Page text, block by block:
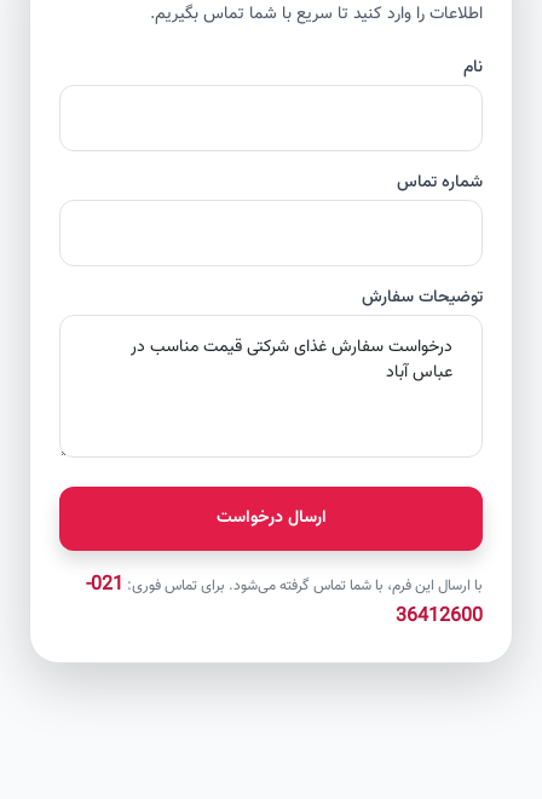
اطلاعات را وارد کنید تا سریع با شما تماس بگیریم.
شماره تماس
توضیحات سفارش
ارسال درخواست
با ارسال این فرم، با شما تماس گرفته می‌شود. برای تماس فوری:
021-
36412600